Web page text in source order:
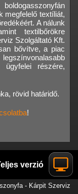
megfelelő textíliát,
A nálunk
textilbőrökre
Szolgáltató Kft.
bővítve, a piac
ügyfelei részére,
rövid határidő.
!
verzió
- Kárpit Szerviz